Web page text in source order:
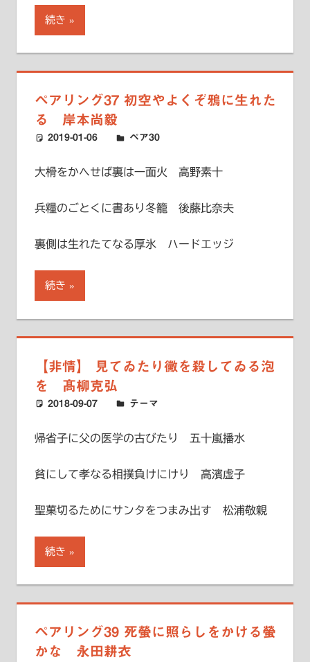
続き
ペアリング37 初空やよくぞ鴉に生れた
る 岸本尚毅
2019-01-06 ハードエッジ
ペア30
大榾をかへせば裏は一面火 高野素十
兵糧のごとくに書あり冬籠 後藤比奈夫
裏側は生れたてなる厚氷 ハードエッジ
続き
【非情】 見てゐたり黴を殺してゐる泡
を 髙柳克弘
2018-09-07 ハードエッジ
テーマ
帰省子に父の医学の古びたり 五十嵐播水
貧にして孝なる相撲負けにけり 高濱虚子
聖菓切るためにサンタをつまみ出す 松浦敬親
続き
ペアリング39 死螢に照らしをかける螢
かな 永田耕衣